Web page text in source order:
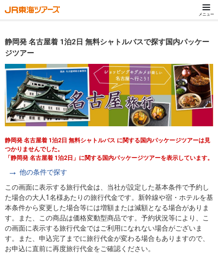
メニュー
静岡発 名古屋着 1泊2日 無料シャトルバスで探す国内パッケー
ジツアー
静岡発 名古屋着 1泊2日 無料シャトルバス に関する国内パッケージツアーは見
つかりませんでした。
「静岡発 名古屋着 1泊2日」に関する国内パッケージツアーを表示しています。
他の条件で探す
この画面に表示する旅行代金は、当社が設定した基本条件で予約し
た場合の大人1名様あたりの旅行代金です。新幹線や宿・ホテルを基
本条件から変更した場合等には増額または減額となる場合がありま
す。また、この商品は価格変動型商品です。予約状況等により、こ
の画面に表示する旅行代金ではご利用になれない場合がございま
す。また、申込完了までに旅行代金が変わる場合もありますので、
お申込に直前に再度旅行代金をご確認ください。